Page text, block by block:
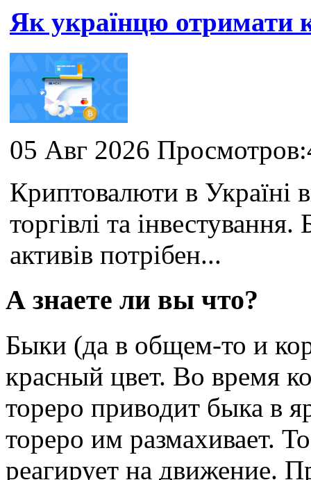
Як українцю отримати
05 Авг 2026
Криптовалюти в Україні
торгівлі та
активів потрібен...
А знаете ли вы что?
Быки (да в общем-то и
красный цвет. Во время
тореро приводит быка в
тореро им размахивает.
реагирует на движение.